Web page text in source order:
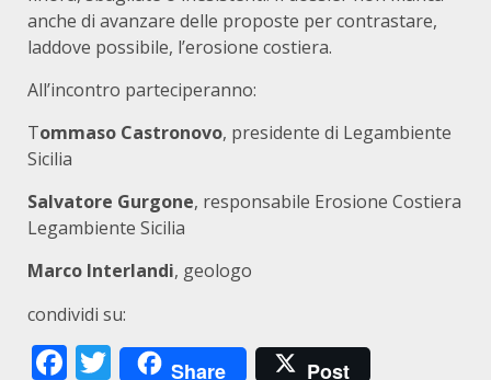
anche di avanzare delle proposte per contrastare,
laddove possibile, l’erosione costiera.
All’incontro parteciperanno:
Tommaso Castronovo, presidente di Legambiente
Sicilia
Salvatore Gurgone, responsabile Erosione Costiera
Legambiente Sicilia
Marco Interlandi, geologo
condividi su:
Facebook
Twitter
Share Post